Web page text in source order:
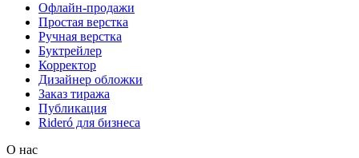
Офлайн-продажи
Простая верстка
Ручная верстка
Буктрейлер
Корректор
Дизайнер обложки
Заказ тиража
Публикация
Rideró для бизнеса
О нас